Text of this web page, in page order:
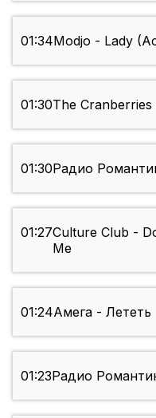
01:34Modjo - Lady
01:30The
01:30Радио
01:27Culture Club -
Me
01:24Амега - Лететь
01:23Радио